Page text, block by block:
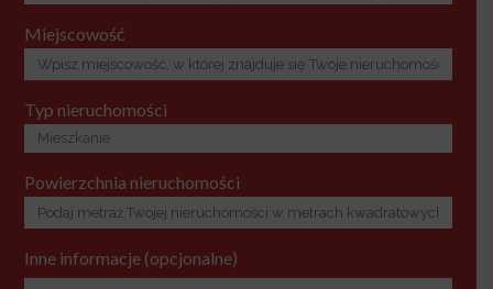
Miejscowość
Typ nieruchomości
Powierzchnia nieruchomości
Inne informacje (opcjonalne)